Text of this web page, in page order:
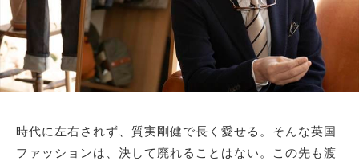
時代に左右されず、質実剛健で長く愛せる。そんな英国
ファッションは、決して廃れることはない。この先も渡